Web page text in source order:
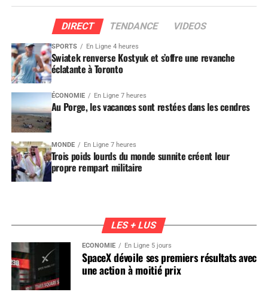
DIRECT TENDANCE VIDEOS
SPORTS En Ligne 4 heures
Swiatek renverse Kostyuk et s’offre une revanche
éclatante à Toronto
ÉCONOMIE En Ligne 7 heures
Au Porge, les vacances sont restées dans les cendres
MONDE En Ligne 7 heures
Trois poids lourds du monde sunnite créent leur
propre rempart militaire
LES + LUS
ÉCONOMIE En Ligne 5 jours
SpaceX dévoile ses premiers résultats avec
une action à moitié prix